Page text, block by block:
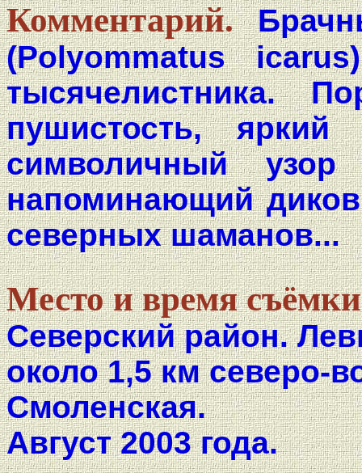
Комментарий.
(Polyommatus
тысячелистника.
пушистость,
символичный
напоминающий
северных шаманов...
Место и время
Северский район.
около 1,5 км северо-
Смоленская.
Август 2003 года.